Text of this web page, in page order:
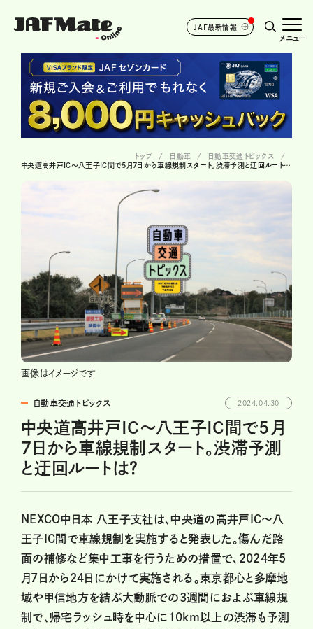
JAF最新情報
メニュー
トップ 自動車
自動車交通トピックス
中央道高井戸IC～八王子IC間で5月7日から車線規制スタート。渋滞予測と迂回ルートは？
画像はイメージです
自動車交通トピックス 2024.04.30
中央道高井戸IC～八王子IC間で5月
7日から車線規制スタート。渋滞予測
と迂回ルートは？
NEXCO中日本 八王子支社は、中央道の高井戸IC～八
王子IC間で車線規制を実施すると発表した。傷んだ路
面の補修など集中工事を行うための措置で、2024年5
月7日から24日にかけて実施される。東京都心と多摩地
域や甲信地方を結ぶ大動脈での3週間におよぶ車線規
制で、帰宅ラッシュ時を中心に10km以上の渋滞も予測